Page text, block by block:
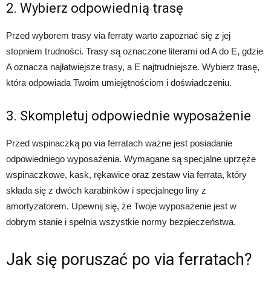
2. Wybierz odpowiednią trasę
Przed wyborem trasy via ferraty warto zapoznać się z jej
stopniem trudności. Trasy są oznaczone literami od A do E, gdzie
A oznacza najłatwiejsze trasy, a E najtrudniejsze. Wybierz trasę,
która odpowiada Twoim umiejętnościom i doświadczeniu.
3. Skompletuj odpowiednie wyposażenie
Przed wspinaczką po via ferratach ważne jest posiadanie
odpowiedniego wyposażenia. Wymagane są specjalne uprzęże
wspinaczkowe, kask, rękawice oraz zestaw via ferrata, który
składa się z dwóch karabinków i specjalnego liny z
amortyzatorem. Upewnij się, że Twoje wyposażenie jest w
dobrym stanie i spełnia wszystkie normy bezpieczeństwa.
Jak się poruszać po via ferratach?